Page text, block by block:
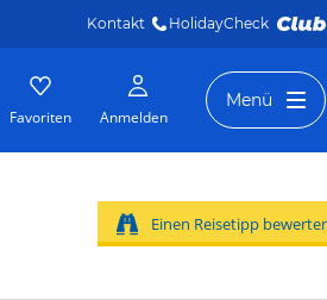
Kontakt HolidayCheck
Favoriten Anmelden
Menü
Einen Reisetipp